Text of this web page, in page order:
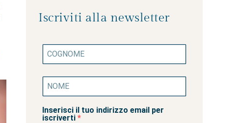
Iscriviti alla newsletter
Inserisci il tuo indirizzo email per
iscriverti